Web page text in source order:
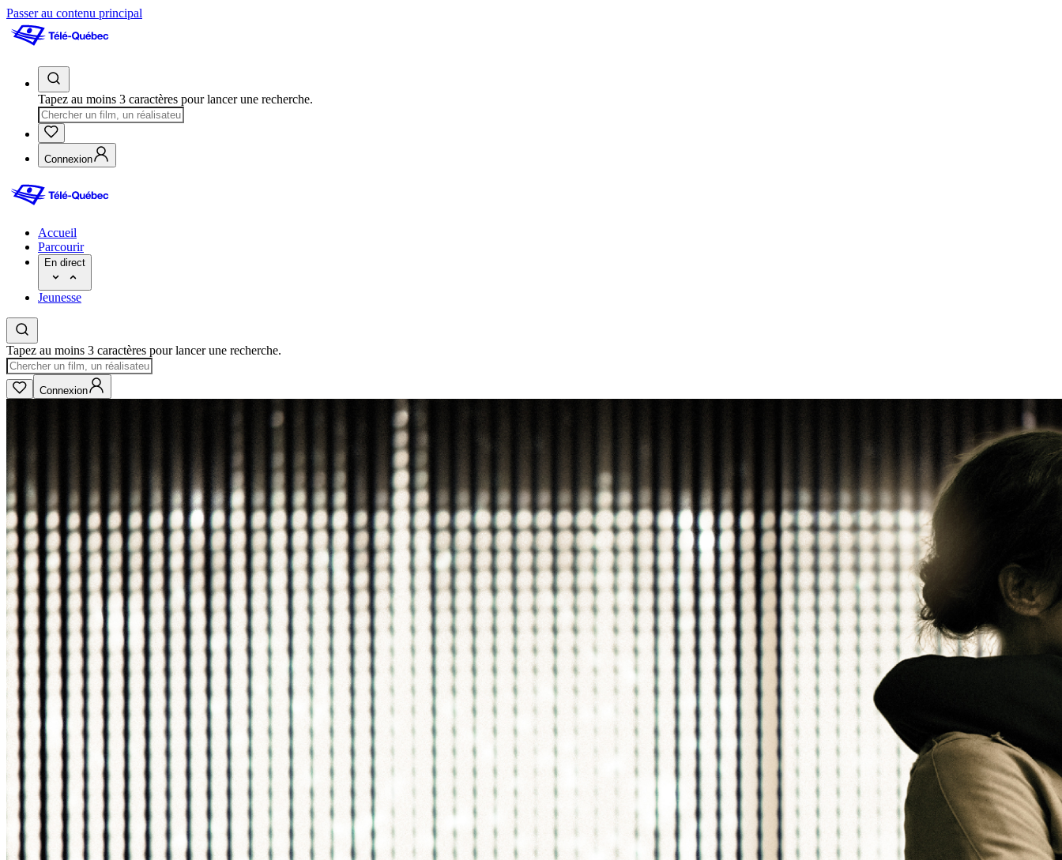
Passer au contenu principal
Tapez au moins 3 caractères pour lancer une recherche.
Connexion
Accueil
Parcourir
En direct
Jeunesse
Tapez au moins 3 caractères pour lancer une recherche.
Connexion